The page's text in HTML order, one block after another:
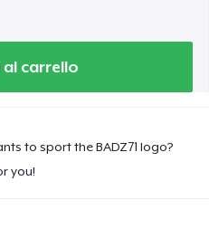
al carrello
to sport the BADZ71 logo?
you!